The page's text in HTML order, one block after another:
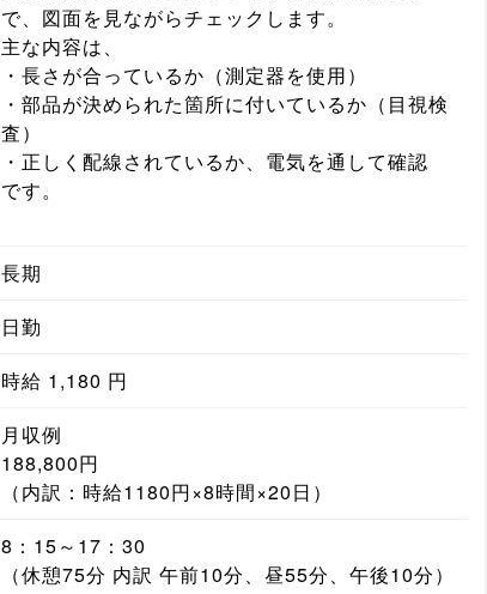
で、図面を見ながらチェックします。
主な内容は、
・長さが合っているか（測定器を使用）
・部品が決められた箇所に付いているか（目視検
査）
・正しく配線されているか、電気を通して確認
です。
長期
日勤
時給 1,180 円
月収例
188,800円
（内訳：時給1180円×8時間×20日）
8：15～17：30
（休憩75分 内訳 午前10分、昼55分、午後10分）